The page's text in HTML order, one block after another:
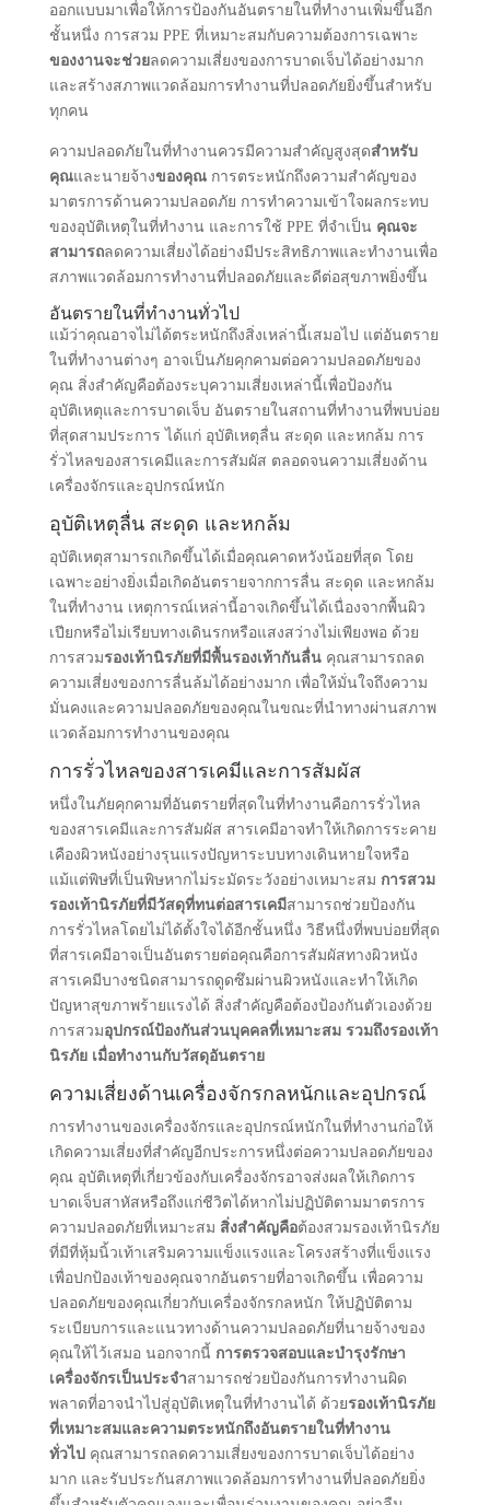
ออกแบบมาเพื่อให้การป้องกันอันตรายในที่ทํางานเพิ่มขึ้นอีก
ชั้นหนึ่ง การสวม PPE ที่เหมาะสมกับความต้องการเฉพาะ
ของงานจะช่วยลดความเสี่ยงของการบาดเจ็บได้อย่างมาก
และสร้างสภาพแวดล้อมการทํางานที่ปลอดภัยยิ่งขึ้นสําหรับ
ทุกคน
ความปลอดภัยในที่ทํางานควรมีความสําคัญสูงสุดสําหรับ
คุณและนายจ้างของคุณ การตระหนักถึงความสําคัญของ
มาตรการด้านความปลอดภัย การทําความเข้าใจผลกระทบ
ของอุบัติเหตุในที่ทํางาน และการใช้ PPE ที่จําเป็น คุณจะ
สามารถลดความเสี่ยงได้อย่างมีประสิทธิภาพและทํางานเพื่อ
สภาพแวดล้อมการทํางานที่ปลอดภัยและดีต่อสุขภาพยิ่งขึ้น
อันตรายในที่ทํางานทั่วไป
แม้ว่าคุณอาจไม่ได้ตระหนักถึงสิ่งเหล่านี้เสมอไป แต่อันตราย
ในที่ทํางานต่างๆ อาจเป็นภัยคุกคามต่อความปลอดภัยของ
คุณ สิ่งสําคัญคือต้องระบุความเสี่ยงเหล่านี้เพื่อป้องกัน
อุบัติเหตุและการบาดเจ็บ อันตรายในสถานที่ทํางานที่พบบ่อย
ที่สุดสามประการ ได้แก่ อุบัติเหตุลื่น สะดุด และหกล้ม การ
รั่วไหลของสารเคมีและการสัมผัส ตลอดจนความเสี่ยงด้าน
เครื่องจักรและอุปกรณ์หนัก
อุบัติเหตุลื่น สะดุด และหกล้ม
อุบัติเหตุสามารถเกิดขึ้นได้เมื่อคุณคาดหวังน้อยที่สุด โดย
เฉพาะอย่างยิ่งเมื่อเกิดอันตรายจากการลื่น สะดุด และหกล้ม
ในที่ทํางาน เหตุการณ์เหล่านี้อาจเกิดขึ้นได้เนื่องจากพื้นผิว
เปียกหรือไม่เรียบทางเดินรกหรือแสงสว่างไม่เพียงพอ ด้วย
การสวมรองเท้านิรภัยที่มีพื้นรองเท้ากันลื่นคุณสามารถลด
ความเสี่ยงของการลื่นล้มได้อย่างมาก เพื่อให้มั่นใจถึงความ
มั่นคงและความปลอดภัยของคุณในขณะที่นําทางผ่านสภาพ
แวดล้อมการทํางานของคุณ
การรั่วไหลของสารเคมีและการสัมผัส
หนึ่งในภัยคุกคามที่อันตรายที่สุดในที่ทํางานคือการรั่วไหล
ของสารเคมีและการสัมผัส สารเคมีอาจทําให้เกิดการระคาย
เคืองผิวหนังอย่างรุนแรงปัญหาระบบทางเดินหายใจหรือ
แม้แต่พิษที่เป็นพิษหากไม่ระมัดระวังอย่างเหมาะสม การสวม
รองเท้านิรภัยที่มีวัสดุที่ทนต่อสารเคมี สามารถช่วยป้องกัน
การรั่วไหลโดยไม่ได้ตั้งใจได้อีกชั้นหนึ่ง วิธีหนึ่งที่พบบ่อยที่สุด
ที่สารเคมีอาจเป็นอันตรายต่อคุณคือการสัมผัสทางผิวหนัง
สารเคมีบางชนิดสามารถดูดซึมผ่านผิวหนังและทําให้เกิด
ปัญหาสุขภาพร้ายแรงได้ สิ่งสําคัญคือต้องป้องกันตัวเองด้วย
การสวมอุปกรณ์ป้องกันส่วนบุคคลที่เหมาะสม รวมถึงรองเท้า
นิรภัย เมื่อทํางานกับวัสดุอันตราย
ความเสี่ยงด้านเครื่องจักรกลหนักและอุปกรณ์
การทํางานของเครื่องจักรและอุปกรณ์หนักในที่ทํางานก่อให้
เกิดความเสี่ยงที่สําคัญอีกประการหนึ่งต่อความปลอดภัยของ
คุณ อุบัติเหตุที่เกี่ยวข้องกับเครื่องจักรอาจส่งผลให้เกิดการ
บาดเจ็บสาหัสหรือถึงแก่ชีวิตได้หากไม่ปฏิบัติตามมาตรการ
ความปลอดภัยที่เหมาะสม สิ่งสําคัญคือต้องสวมรองเท้านิรภัย
ที่มีที่หุ้มนิ้วเท้าเสริมความแข็งแรงและโครงสร้างที่แข็งแรง
เพื่อปกป้องเท้าของคุณจากอันตรายที่อาจเกิดขึ้น เพื่อความ
ปลอดภัยของคุณเกี่ยวกับเครื่องจักรกลหนัก ให้ปฏิบัติตาม
ระเบียบการและแนวทางด้านความปลอดภัยที่นายจ้างของ
คุณให้ไว้เสมอ นอกจากนี้ การตรวจสอบและบํารุงรักษา
เครื่องจักรเป็นประจําสามารถช่วยป้องกันการทํางานผิด
พลาดที่อาจนําไปสู่อุบัติเหตุในที่ทํางานได้ ด้วยรองเท้านิรภัย
ที่เหมาะสมและความตระหนักถึงอันตรายในที่ทํางาน
ทั่วไป คุณสามารถลดความเสี่ยงของการบาดเจ็บได้อย่าง
มาก และรับประกันสภาพแวดล้อมการทํางานที่ปลอดภัยยิ่ง